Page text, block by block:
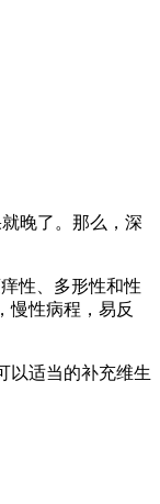
晚了。那么，深
性、多形性和性
慢性病程，易反
以适当的补充维生